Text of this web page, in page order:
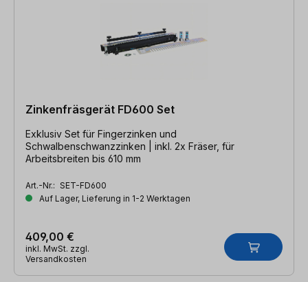
Zinkenfräsgerät FD600 Set
Exklusiv Set für Fingerzinken und
Schwalbenschwanzzinken | inkl. 2x Fräser, für
Arbeitsbreiten bis 610 mm
Art.-Nr.: SET-FD600
Auf Lager, Lieferung in 1-2 Werktagen
409,00 €
inkl. MwSt. zzgl.
Versandkosten